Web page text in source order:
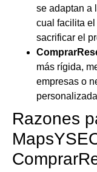
se adaptan a
cual facilita
sacrificar el
más rígida,
empresas o
Razones